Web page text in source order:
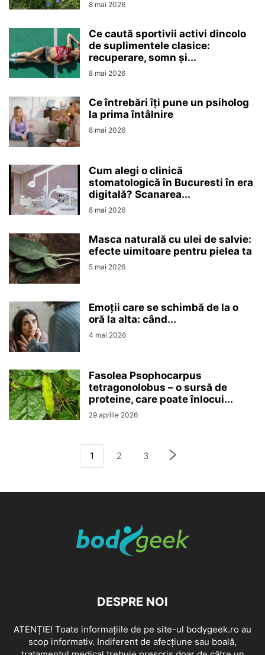
8 mai 2026
Ce caută sportivii activi dincolo
de suplimentele clasice:
recuperare, somn și...
8 mai 2026
Ce întrebări îți pune un psiholog
la prima întâlnire
8 mai 2026
Cum alegi o clinică
stomatologică în Bucuresti în era
digitală? Scanarea...
8 mai 2026
Masca naturală cu ulei de salvie:
efecte uimitoare pentru pielea ta
5 mai 2026
Emoții care se schimbă de la o
oră la alta: când...
4 mai 2026
Fasolea Psophocarpus
tetragonolobus – o sursă de
proteine, care poate înlocui...
29 aprilie 2026
1 2 3
DESPRE NOI
ATENȚIE! Toate informațiile de pe site-ul bodygeek.ro au
scop informativ. Indiferent de afecțiune sau boală,